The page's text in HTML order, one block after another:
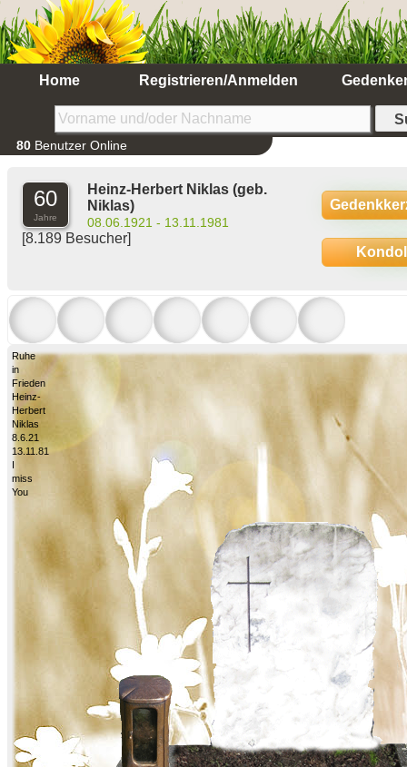
Home Registrieren/Anmelden
80 Benutzer Online
60
Jahre
Heinz-Herbert Niklas (geb.
Niklas)
08.06.1921 - 13.11.1981
[8.189 Besucher]
Ruhe
in
Frieden
Heinz-
Herbert
Niklas
8.6.21
13.11.81
I
miss
You